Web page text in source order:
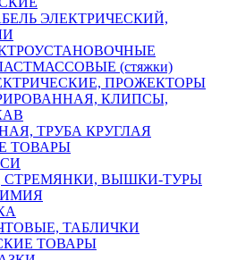
ЭЛЕКТРИЧЕСКИЙ,
(стяжки)
ПРОЖЕКТОРЫ
КЛИПСЫ,
ТРУБА КРУГЛАЯ
ТОВАРЫ
СТРЕМЯНКИ, ВЫШКИ-ТУРЫ
ТАБЛИЧКИ
ТОВАРЫ